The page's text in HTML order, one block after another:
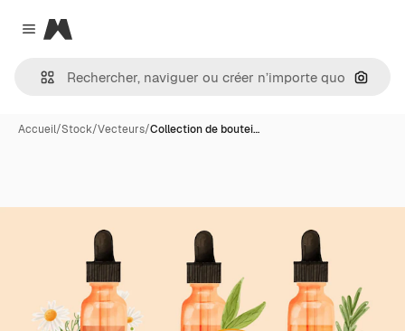
Close menu
Magnific
Accueil/Stock/Vecteurs/Collection de boutei…